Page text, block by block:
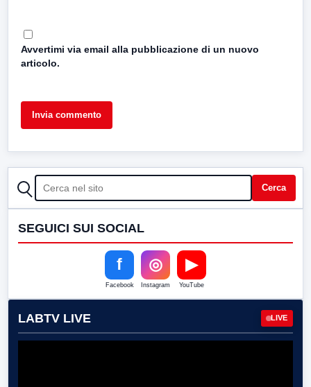
Avvertimi via email alla pubblicazione di un nuovo
articolo.
CERCA Cerca
SEGUICI SUI SOCIAL
f
Facebook
◎
Instagram
▶
YouTube
LABTV LIVE LIVE